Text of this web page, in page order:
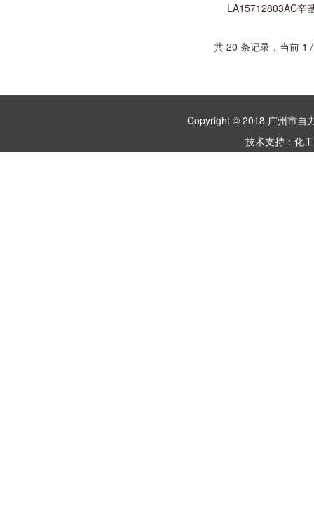
LA15712803AC辛
共 20 条记录，当前
Copyright © 2018 广州市
技术支持： 化